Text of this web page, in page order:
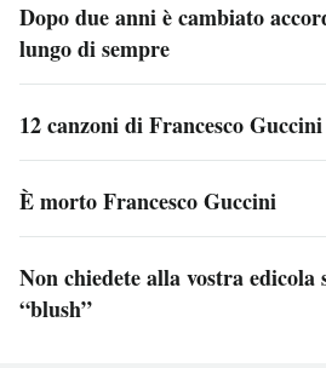
Dopo due anni è cambiato
lungo di sempre
12 canzoni di Francesco Guccini
È morto Francesco Guccini
Non chiedete alla vostra edicola
“blush”